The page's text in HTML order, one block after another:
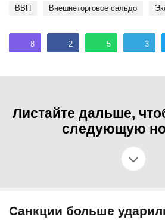
ВВП внешнеторговое сальдо
8 2 5 3
Листайте дальше,
следующую